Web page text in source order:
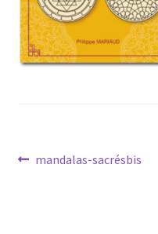
Me contacter
Vidéos
Navigation
Article
mandalas-sacrésbis